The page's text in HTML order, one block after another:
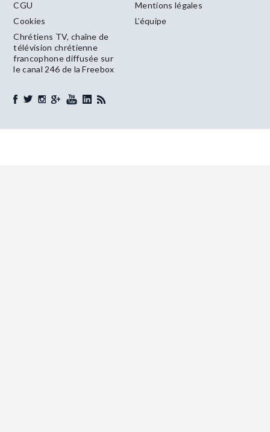
CGU
Mentions légales
Cookies
L’équipe
Chrétiens TV, chaîne de
télévision chrétienne
francophone diffusée sur
le canal 246 de la Freebox